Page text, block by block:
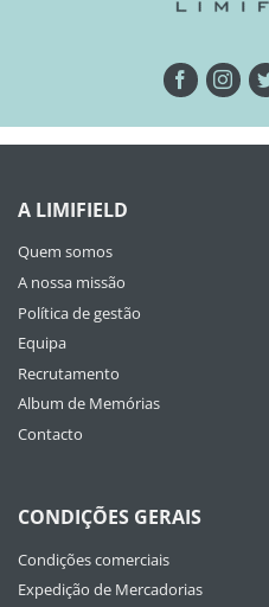
A LIMIFIELD
Quem somos
A nossa missão
Política de gestão
Equipa
Recrutamento
Album de Memórias
Contacto
CONDIÇÕES GERAIS
Condições comerciais
Expedição de Mercadorias